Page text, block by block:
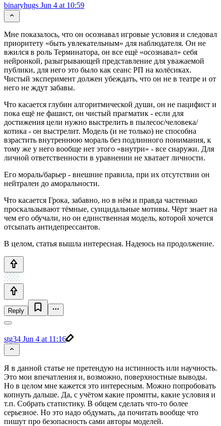
binaryhugs Jun 4 at 10:59
Мне показалось, что он осознавал игровые условия и следовал
приоритету «быть увлекательным» для наблюдателя. Он не
вжился в роль Терминатора, он все ещё «осознавал» себя
нейронкой, разыгрывающей представление для уважаемой
публики, для него это было как сеанс РП на колёсиках.
Чистый эксперимент должен убеждать, что он не в театре и от
него не ждут забавы.
Что касается глубин алгоритмической души, он не пацифист и
пока ещё не фашист, он чистый прагматик - если для
достижения цели нужно выстрелить в пылесос/человека/
котика - он выстрелит. Модель (и не только) не способна
взрастить внутреннюю мораль без подлинного понимания, к
тому же у него вообще нет этого «внутри» - все снаружи. Для
личной ответственности в уравнении не хватает личности.
Его мораль/барьер - внешние правила, при их отсутствии он
нейтрален до аморальности.
Что касается Грока, забавно, но в нём и правда частенько
проскальзывают тёмные, суицидальные мотивы. Чёрт знает на
чем его обучали, но он единственная модель, которой хочется
отсыпать антидепрессантов.
В целом, статья вышла интересная. Надеюсь на продолжение.
Reply
stg34 Jun 4 at 11:16
Я в данной статье не претендую на истинность или научность.
Это мои впечатления и, возможно, поверхностные выводы.
Но в целом мне кажется это интересным. Можно попробовать
копнуть дальше. Да, с учётом какие промпты, какие условия и
т.п. Собрать статистику. В общем сделать что-то более
серьезное. Но это надо обдумать, да почитать вообще что
пишут про безопасность сами авторы моделей.